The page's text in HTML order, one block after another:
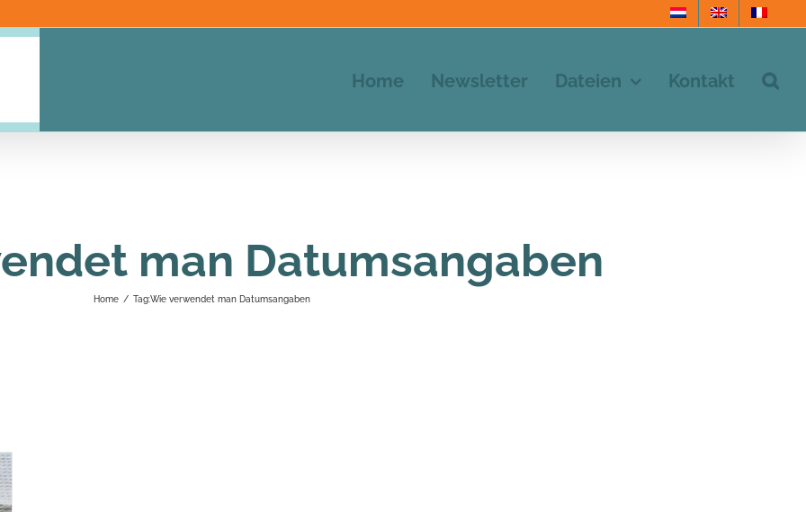
Home Newsletter Dateien Kontakt
man Datumsangaben
Home / Tag:Wie verwendet man Datumsangaben